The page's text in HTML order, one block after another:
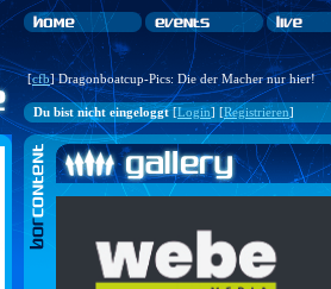
[cfb] Dragonboatcup-Pics: Die der Macher nur hier!
Du bist nicht eingeloggt[Login] [Registrieren]